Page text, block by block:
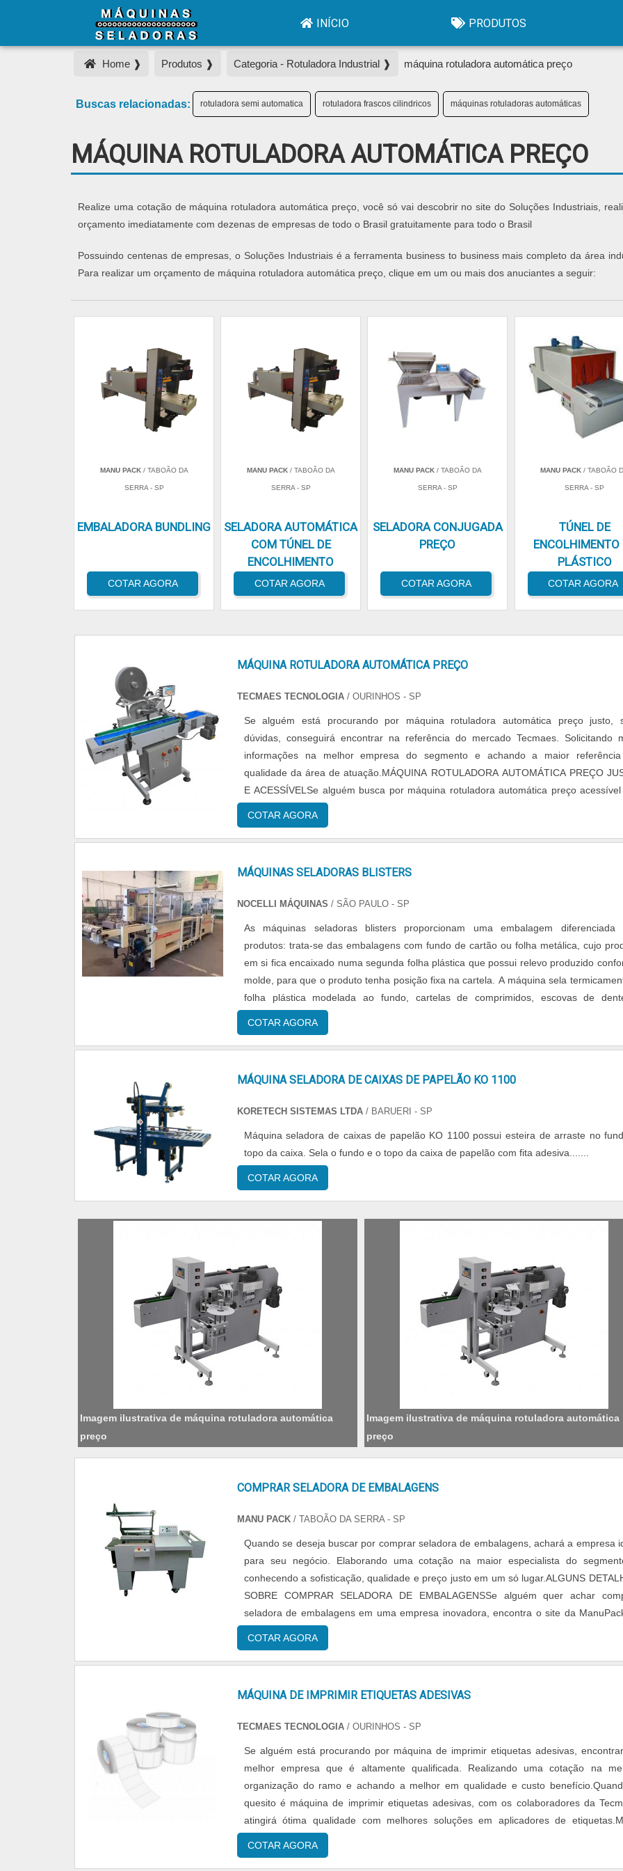
INÍCIO PRODUTOS
Home ❱ Produtos ❱ Categoria - Rotuladora Industrial ❱ máquina rotuladora automática preço
Buscas relacionadas: rotuladora semi automatica rotuladora frascos cilindricos máquinas rotuladoras automáticas
MÁQUINA ROTULADORA AUTOMÁTICA PREÇO
Realize uma cotação de máquina rotuladora automática preço, você só vai descobrir no site do Soluções Industriais,
orçamento imediatamente com dezenas de empresas de todo o Brasil gratuitamente para todo o Brasil
Possuindo centenas de empresas, o Soluções Industriais é a ferramenta business to business mais completo da área
Para realizar um orçamento de máquina rotuladora automática preço, clique em um ou mais dos anuciantes a seguir:
MANU PACK/ TABOÃO DA
SERRA - SP
EMBALADORA BUNDLING
COTAR AGORA
MANU PACK/ TABOÃO DA
SERRA - SP
SELADORA AUTOMÁTICA
COM TÚNEL DE
ENCOLHIMENTO
COTAR AGORA
MANU PACK/ TABOÃO DA
SERRA - SP
SELADORA CONJUGADA
PREÇO
COTAR AGORA
MANU PACK / TABOÃO
SERRA - SP
TÚNEL DE
ENCOLHIMENTO
PLÁSTICO
COTAR AGORA
MÁQUINA ROTULADORA AUTOMÁTICA PREÇO
TECMAES TECNOLOGIA / OURINHOS - SP
Se alguém está procurando por máquina rotuladora automática preço justo,
dúvidas, conseguirá encontrar na referência do mercado Tecmaes. Solicitando
informações na melhor empresa do segmento e achando a maior
qualidade da área de atuação.MÁQUINA ROTULADORA AUTOMÁTICA PREÇO
E ACESSÍVELSe alguém busca por máquina rotuladora automática preço
uma empresa comprometida com seus serviços, depara com a ...
COTAR AGORA
MÁQUINAS SELADORAS BLISTERS
NOCELLI MÁQUINAS / SÃO PAULO - SP
As máquinas seladoras blisters proporcionam uma embalagem diferenciada
produtos: trata-se das embalagens com fundo de cartão ou folha metálica, cujo
em si fica encaixado numa segunda folha plástica que possui relevo produzido
molde, para que o produto tenha posição fixa na cartela. A máquina sela
folha plástica modelada ao fundo, cartelas de comprimidos, escovas de
utensílios dos mais diversos...
COTAR AGORA
MÁQUINA SELADORA DE CAIXAS DE PAPELÃO KO 1100
KORETECH SISTEMAS LTDA / BARUERI - SP
Máquina seladora de caixas de papelão KO 1100 possui esteira de arraste no
topo da caixa. Sela o fundo e o topo da caixa de papelão com fita adesiva.......
COTAR AGORA
Imagem ilustrativa de máquina rotuladora automática
preço
Imagem ilustrativa de máquina rotuladora automática
preço
COMPRAR SELADORA DE EMBALAGENS
MANU PACK/ TABOÃO DA SERRA - SP
Quando se deseja buscar por comprar seladora de embalagens, achará a empresa
para seu negócio. Elaborando uma cotação na maior especialista do
conhecendo a sofisticação, qualidade e preço justo em um só lugar.ALGUNS
SOBRE COMPRAR SELADORA DE EMBALAGENSSe alguém quer achar
seladora de embalagens em uma empresa inovadora, encontra o site da
possível encontrar seladoras Bundling e manutenção corretiva, visando
qualidade final para a fidelização do cliente.Não obstante, quando falamos em
seladora de embalagens, deve-se descartar empresas que não tenham
gerar prejuízo futuros para os clientes.Existem muitas formas diferentes de
Colaboradores proativos; Profissionais com vasta experiência na área;
alta qualidade; Escritório de alta qualidade onde são realizadas as atividades;
tecnologia em máquinas aplicadoras automáticas de rótulos termoencolhíveis
lacres; Equipamentos de última geração. GARANTIA E ASSERTIVIDADE
SEGMENTOApenas na ManuPack as melhores opções sempre estão à
quando se procura soluções para comprar seladora de embalagens. Com
experiência dos clientes, oferece itens variados como máquinas conjugadas e
COTAR AGORA
MÁQUINA DE IMPRIMIR ETIQUETAS ADESIVAS
TECMAES TECNOLOGIA/ OURINHOS - SP
Se alguém está procurando por máquina de imprimir etiquetas adesivas,
melhor empresa que é altamente qualificada. Realizando uma cotação na
organização do ramo e achando a melhor em qualidade e custo
quesito é máquina de imprimir etiquetas adesivas, com os colaboradores da
atingirá ótima qualidade com melhores soluções em aplicadores de
SOBRE MÁQUINA DE IMPRIMIR ETIQUETAS ADESIVASA Tecmaes canaliza sua
em proporcionar uma estrutura com escritório de alta qualidade onde são
COTAR AGORA